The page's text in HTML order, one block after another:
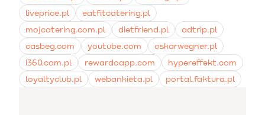
liveprice.pl
eatfitcatering.pl
mojcatering.com.pl
dietfriend.pl
adtrip.pl
casbeg.com
youtube.com
oskarwegner.pl
i360.com.pl
rewardoapp.com
hypereffekt.com
loyaltyclub.pl
webankieta.pl portal.faktura.pl